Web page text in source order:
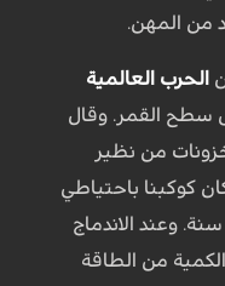
من المهن.
الحرب العالمية
تبدأ في 2019 على سطح القمر. وقال
من نظير
سكان كوكبنا باحتياطي
وعند الاندماج
من الطاقة